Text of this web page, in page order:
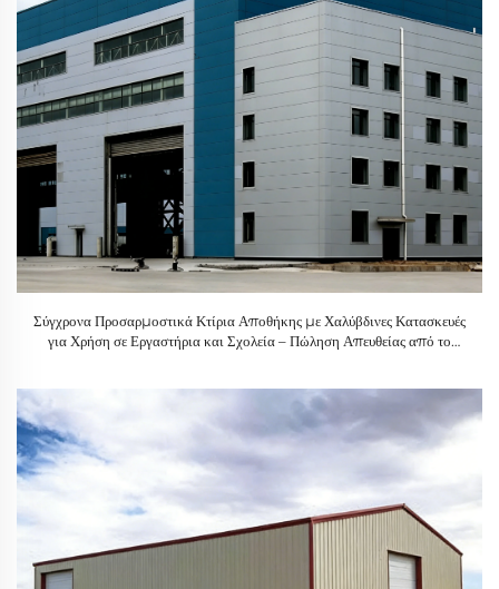
Σύγχρονα Προσαρμοστικά Κτίρια Αποθήκης με Χαλύβδινες Κατασκευές
για Χρήση σε Εργαστήρια και Σχολεία – Πώληση Απευθείας από το